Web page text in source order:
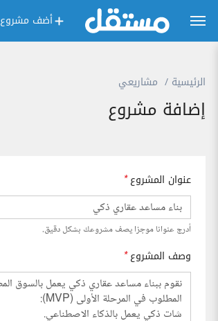
أضف مشروع
الرئيسية مشاريعي
إضافة مشروع
عنوان المشروع*
أدرج عنوانا موجزا يصف مشروعك بشكل دقيق.
وصف المشروع*